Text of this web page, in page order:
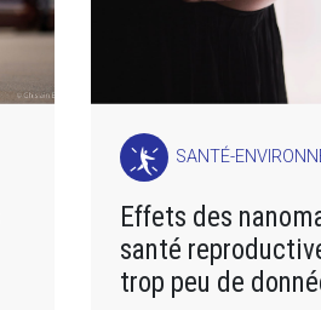
SANTÉ-
Effets des
santé
trop peu de